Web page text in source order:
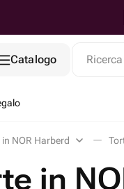
Catalogo
NOR Harberd
in